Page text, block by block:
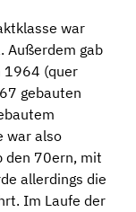
war
Außerdem gab
1964 (quer
gebauten
war also
den 70ern, mit
allerdings die
Im Laufe der